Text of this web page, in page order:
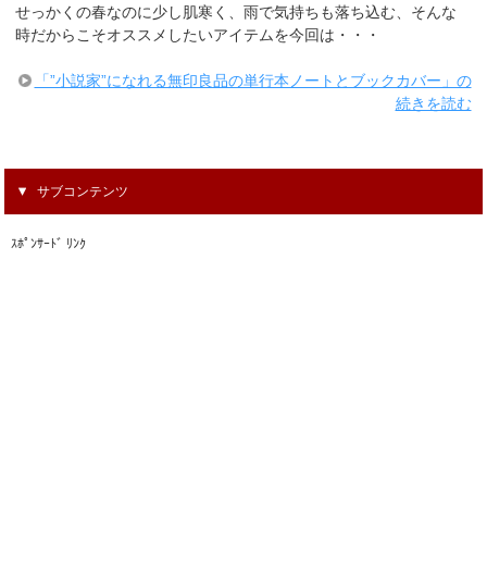
せっかくの春なのに少し肌寒く、雨で気持ちも落ち込む、そんな
時だからこそオススメしたいアイテムを今回は・・・
「”小説家”になれる無印良品の単行本ノートとブックカバー」の
続きを読む
サブコンテンツ
ｽﾎﾟﾝｻｰﾄﾞ ﾘﾝｸ